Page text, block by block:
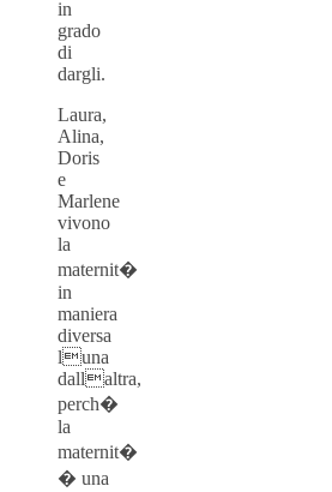
in
grado
di
dargli.
Laura,
Alina,
Doris
e
Marlene
vivono
la
maternit�
in
maniera
diversa
luna
dallaltra,
perch�
la
maternit�
� una